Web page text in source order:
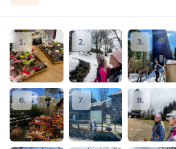
1. 2. 3.
6. 7. 8.